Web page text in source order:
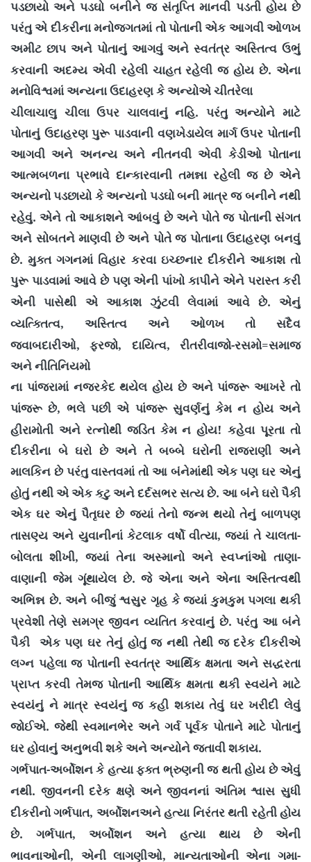
પડછાયો અને પડઘો બનીને જ સંતૃપ્તિ માનવી પડતી હોય છે
પરંતુ એ દીકરીના મનોજગતમાં તો પોતાની એક આગવી ઓળખ
અમીટ છાપ અને પોતાનું આગવું અને સ્વતંત્ર અસ્તિત્વ ઉભું
કરવાની અદમ્ય એવી રહેલી ચાહત રહેલી જ હોય છે.એના
મનોવિશ્વમાં અન્યના ઉદાહરણ કે અન્યોએ ચીતરેલા
ચીલાચાલુ ચીલા ઉપર ચાલવાનું નહિ.
પરંતુ અન્યોને માટે
પોતાનું ઉદાહરણ પુરૂ પાડવાની વણખેડાયેલ માર્ગ ઉપર પોતાની
આગવી અને અનન્ય અને નીતનવી એવી કેડીઓ પોતાના
આત્મબળના પ્રભાવે દાન્કારવાની તમન્ના રહેલી જ છે એને
અન્યનો પડછાયો કે અન્યનો પડઘો બની માત્ર જ બનીને નથી
રહેવું.એને તો આકાશને આંબવું છે અને પોતે જ પોતાની સંગત
અને સોબતને માણવી છે અને પોતે જ પોતાના ઉદાહરણ બનવું
છે.મુક્ત ગગનમાં વિહાર કરવા ઇચ્છનાર દીકરીને આકાશ તો
પુરૂ પાડવામાં આવે છે પણ એની પાંખો કાપીને એને પરાસ્ત કરી
એની પાસેથી એ આકાશ ઝુંટવી લેવામાં આવે છે.
એનું
વ્યત્ક્તિત્વ,
અસ્તિત્વ અને ઓળખ તો સદૈવ
જવાબદારીઓ,ફરજો, દાયિત્વ,રીતરીવાજો-રસમો=સમાજ
અને નીતિનિયમો
ના પાંજરામાં નજરકેદ થયેલ હોય છે અને પાંજરૂ આખરે તો
પાંજરૂ છે, ભલે પછી એ પાંજરૂ સુવર્ણનું કેમ ન હોય અને
હીરામોતી અને રત્નોથી જડિત કેમ ન હોય!કહેવા પૂરતા તો
દીકરીના બે ઘરો છે અને તે બબ્બે ઘરોની રાજરાણી અને
માલકિન છે પરંતુ વાસ્તવમાં તો આ બંનેમાંથી એક પણ ઘર એનું
હોતું નથી એ એક કટુ અને દર્દસભર સત્ય છે. આ બંને ઘરો પૈકી
એક ઘર એનું પૈતૃઘર છે જ્યાં તેનો જન્મ થયો તેનું બાળપણ
તાસણ્ય અને યુવાનીનાં કેટલાક વર્ષો વીત્યા,જ્યાં તે ચાલતા-
બોલતા શીખી, જ્યાં તેના અસ્માનો અને સ્વપ્નાંઓ તાણા-
વાણાની જેમ ગૂંથાયેલ છે. જે એના અને એના અસ્તિત્વથી
અભિન્ન છે.અને બીજું શ્વસુર ગૃહ કે જ્યાં કુમકુમ પગલા થકી
પ્રવેશી તેણે સમગ્ર જીવન વ્યતિત કરવાનું છે.પરંતુ આ બંને
પૈકી એક પણ ઘર તેનું હોતું જ નથી તેથી જ દરેક દીકરીએ
લગ્ન પહેલા જ પોતાની સ્વતંત્ર આર્થિક ક્ષમતા અને સદ્ધરતા
પ્રાપ્ત કરવી તેમજ પોતાની આર્થિક ક્ષમતા થકી સ્વયંને માટે
સ્વયંનું ને માત્ર સ્વયંનું જ કહી શકાય તેવું ઘર ખરીદી લેવું
જોઈએ. જેથી સ્વમાનભેર અને ગર્વ પૂર્વક પોતાને માટે પોતાનું
ઘર હોવાનું અનુભવી શકે અને અન્યોને જતાવી શકાય.
ગર્ભપાત-અર્બોશન કે હત્યા ફક્ત ભ્રુણની જ થતી હોય છે એવું
નથી. જીવનની દરેક ક્ષણે અને જીવનનાં અંતિમ શ્વાસ સુધી
દીકરીનો ગર્ભપાત, અર્બોશનઅને હત્યા નિરંતર થતી રહેતી હોય
છે. ગર્ભપાત,
અર્બોશન અને હત્યા થાય છે એની
ભાવનાઓની, એની લાગણીઓ, માન્યતાઓની એના ગમા-